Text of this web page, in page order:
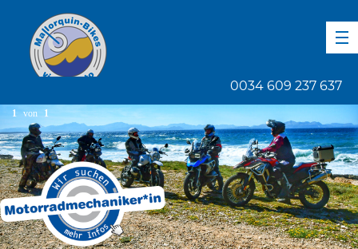
0034 609 237 637
1 von 1